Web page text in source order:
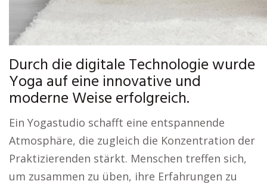
Durch die digitale Technologie wurde
Yoga auf eine innovative und
moderne Weise erfolgreich.
Ein Yogastudio schafft eine entspannende
Atmosphäre, die zugleich die Konzentration der
Praktizierenden stärkt. Menschen treffen sich,
um zusammen zu üben, ihre Erfahrungen zu